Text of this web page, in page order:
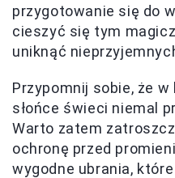
przygotowanie się do
cieszyć się tym
uniknąć
Przypomnij sobie, że w
słońce świeci niemal
Warto zatem
ochronę przed
wygodne ubrania,